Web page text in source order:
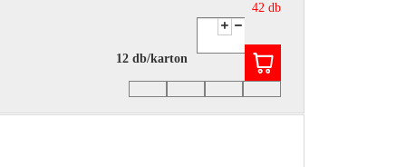
42 db
12 db/karton